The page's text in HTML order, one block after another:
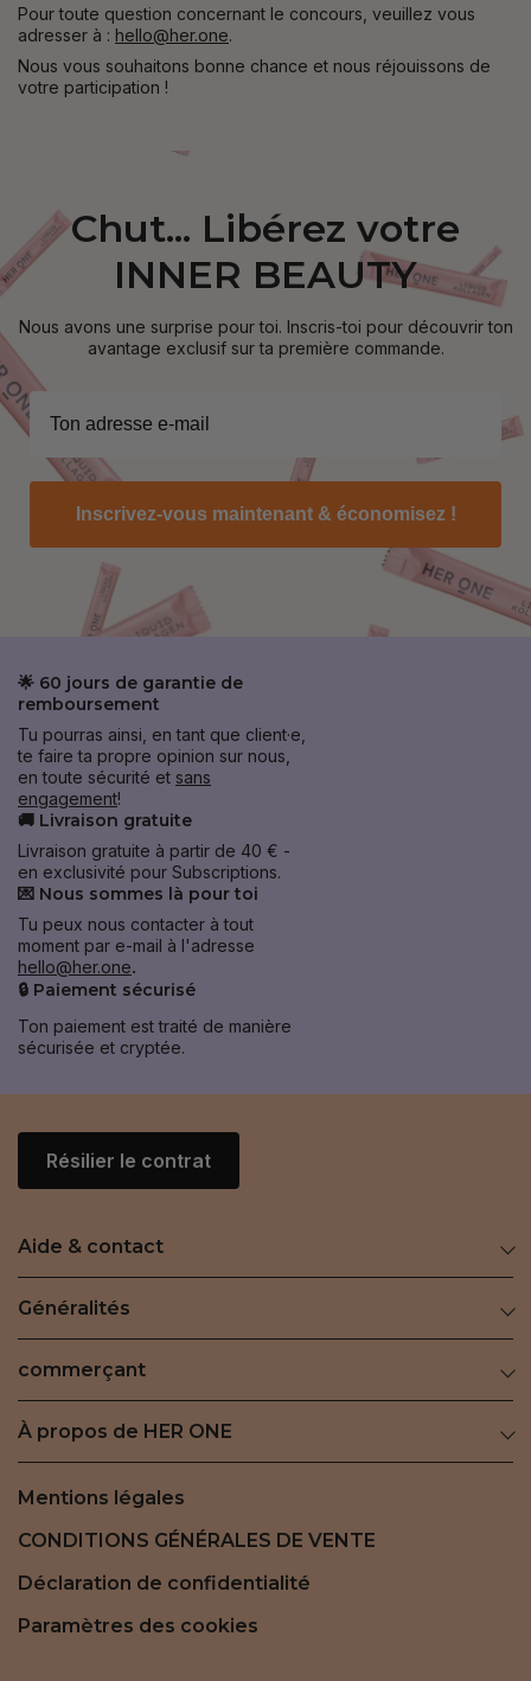
Pour toute question concernant le concours, veuillez vous
adresser à : hello@her.one.
Nous vous souhaitons bonne chance et nous réjouissons de
votre participation !
Chut... Libérez votre
INNER BEAUTY
Nous avons une surprise pour toi. Inscris-toi pour découvrir ton
avantage exclusif sur ta première commande.
Inscrivez-vous maintenant & économisez !
🌟 60 jours de garantie de
remboursement
Tu pourras ainsi, en tant que client·e,
te faire ta propre opinion sur nous,
en toute sécurité et sans
engagement!
🚚 Livraison gratuite
Livraison gratuite à partir de 40 € -
en exclusivité pour Subscriptions.
💌 Nous sommes là pour toi
Tu peux nous contacter à tout
moment par e-mail à l'adresse
hello@her.one.
🔒 Paiement sécurisé
Ton paiement est traité de manière
sécurisée et cryptée.
Résilier le contrat
Aide & contact
Généralités
commerçant
À propos de HER ONE
Mentions légales
CONDITIONS GÉNÉRALES DE VENTE
Déclaration de confidentialité
Paramètres des cookies